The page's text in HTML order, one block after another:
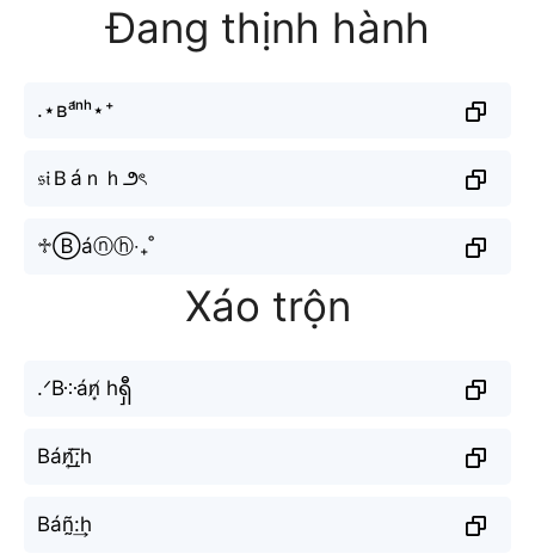
Đang thịnh hành
.⋆ʙᵃ́ⁿʰ⋆⁺
𝔰𝔦Ｂáｎｈ౨ৎ
♱Ⓑáⓝⓗ‧₊˚
Xáo trộn
.ᐟB༶án̸͙ hရှီ
Bán̸͎͟͞;h
Báñ̰:͢h